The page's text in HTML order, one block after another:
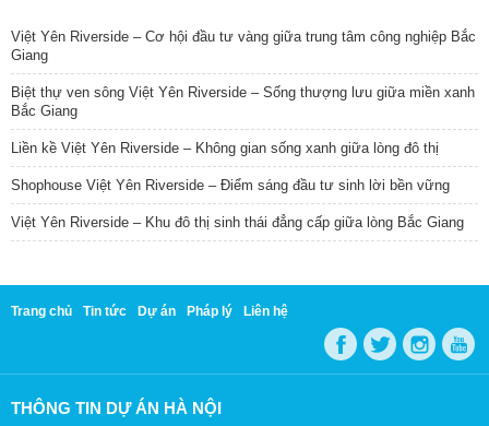
Việt Yên Riverside – Cơ hội đầu tư vàng giữa trung tâm công nghiệp Bắc
Giang
Biệt thự ven sông Việt Yên Riverside – Sống thượng lưu giữa miền xanh
Bắc Giang
Liền kề Việt Yên Riverside – Không gian sống xanh giữa lòng đô thị
Shophouse Việt Yên Riverside – Điểm sáng đầu tư sinh lời bền vững
Việt Yên Riverside – Khu đô thị sinh thái đẳng cấp giữa lòng Bắc Giang
Trang chủ Tin tức Dự án Pháp lý Liên hệ
THÔNG TIN DỰ ÁN HÀ NỘI